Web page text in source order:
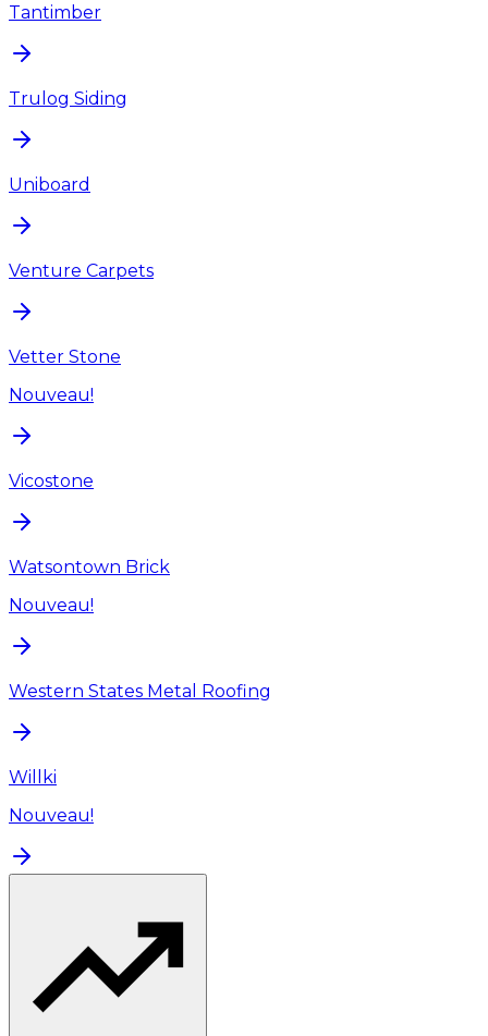
Tantimber
Trulog Siding
Uniboard
Venture Carpets
Vetter Stone
Nouveau!
Vicostone
Watsontown Brick
Nouveau!
Western States Metal Roofing
Willki
Nouveau!